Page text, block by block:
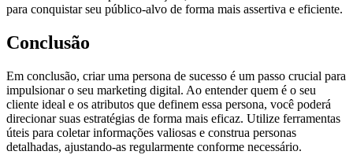
para conquistar seu público-alvo de forma mais assertiva e eficiente.
Conclusão
Em conclusão, criar uma persona de sucesso é um passo crucial para
impulsionar o seu marketing digital. Ao entender quem é o seu
cliente ideal e os atributos que definem essa persona, você poderá
direcionar suas estratégias de forma mais eficaz. Utilize ferramentas
úteis para coletar informações valiosas e construa personas
detalhadas, ajustando-as regularmente conforme necessário.